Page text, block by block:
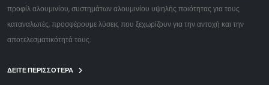
προφίλ αλουμινίου, συστημάτων αλουμινίου υψηλής ποιότητας για τους
καταναλωτές, προσφέρουμε λύσεις που ξεχωρίζουν για την αντοχή και την
αποτελεσματικότητά τους.
ΔΕΙΤΕ ΠΕΡΙΣΣΟΤΕΡΑ